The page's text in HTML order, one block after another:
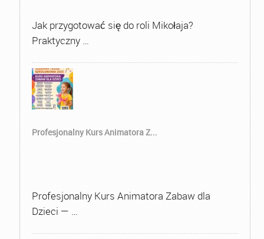
Jak przygotować się do roli Mikołaja?
Praktyczny …
Profesjonalny Kurs Animatora Z...
Profesjonalny Kurs Animatora Zabaw dla
Dzieci — …